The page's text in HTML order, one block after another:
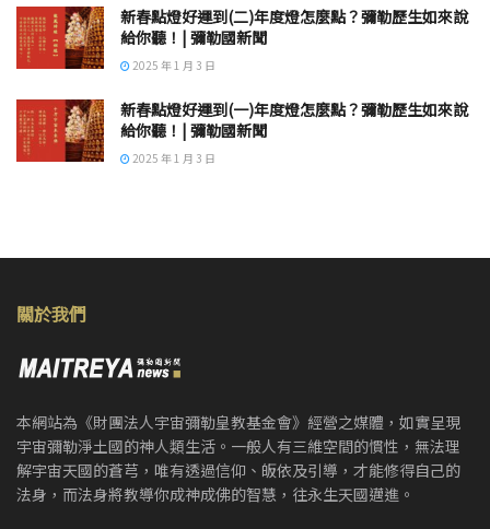
新春點燈好運到(二)年度燈怎麼點？彌勒歷生如來說
給你聽！| 彌勒國新聞
2025 年 1 月 3 日
新春點燈好運到(一)年度燈怎麼點？彌勒歷生如來說
給你聽！| 彌勒國新聞
2025 年 1 月 3 日
關於我們
本網站為《財團法人宇宙彌勒皇教基金會》經營之媒體，如實呈現
宇宙彌勒淨土國的神人類生活。一般人有三維空間的慣性，無法理
解宇宙天國的蒼芎，唯有透過信仰、皈依及引導，才能修得自己的
法身，而法身將教導你成神成佛的智慧，往永生天國邁進。